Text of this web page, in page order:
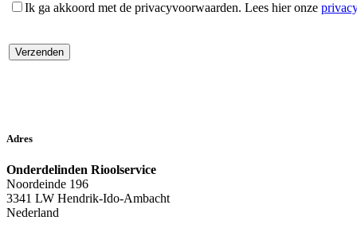
Ik ga akkoord met de privacyvoorwaarden. Lees hier onze
Adres
Onderdelinden Rioolservice
Noordeinde 196
3341 LW Hendrik-Ido-Ambacht
Nederland